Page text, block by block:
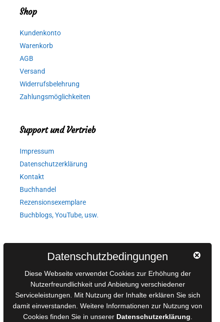
Shop
Kundenkonto
Warenkorb
AGB
Versand
Widerrufsbelehrung
Zahlungsmöglichkeiten
Support und Vertrieb
Impressum
Datenschutzerklärung
Kontakt
Buchhandel
Rezensionsexemplare
Buchblogs, YouTube, usw.
AGB für Medienprojekte
Online-Artikel
Manuskripte einreichen
Ausschreibungen
Belegexemplare
Datenschutzbedingungen
Diese Webseite verwendet Cookies zur Erhöhung der
Nutzerfreundlichkeit und Anbietung verschiedener
Serviceleistungen. Mit Nutzung der Inhalte erklären Sie sich
damit einverstanden. Weitere Informationen zur Nutzung von
Cookies finden Sie in unserer Datenschutzerklärung